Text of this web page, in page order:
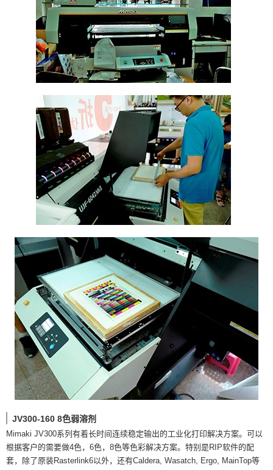
JV300-160 8色弱溶剂
Mimaki JV300系列有着长时间连续稳定输出的工业化打印解决方案。可以
根据客户的需要做4色，6色，8色等色彩解决方案。特别是RIP软件的配
套，除了原装Rasterlink6以外，还有Caldera, Wasatch, Ergo, MainTop等